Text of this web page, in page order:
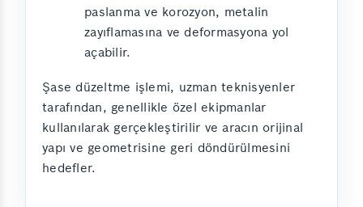
paslanma ve korozyon, metalin
zayıflamasına ve deformasyona yol
açabilir.
Şase düzeltme işlemi, uzman teknisyenler
tarafından, genellikle özel ekipmanlar
kullanılarak gerçekleştirilir ve aracın orijinal
yapı ve geometrisine geri döndürülmesini
hedefler.